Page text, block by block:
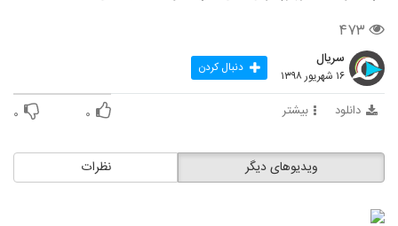
۴۷۳
سریال
۱۶ شهریور ۱۳۹۸ دنبال کردن
دانلود بیشتر ۰ ۰
نظرات ویدیوهای دیگر